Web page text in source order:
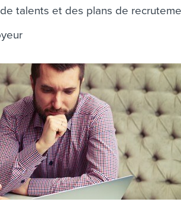
talents et des plans de